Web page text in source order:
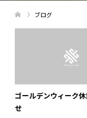
ブログ
ゴールデンウィーク
せ